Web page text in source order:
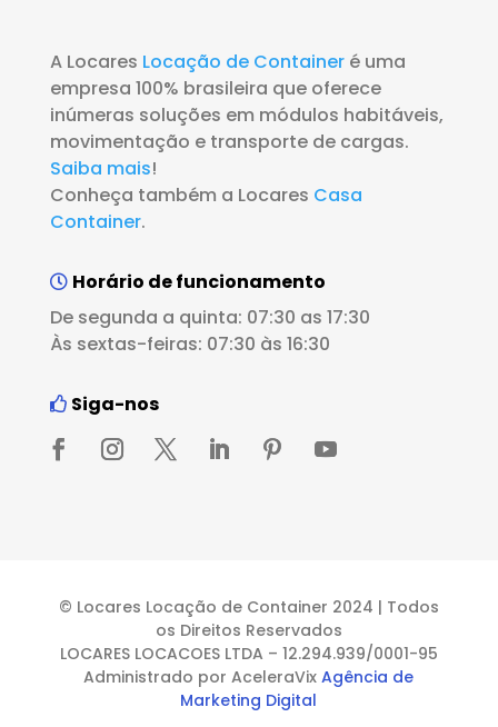
A Locares Locação de Containeré uma
empresa 100% brasileira que oferece
inúmeras soluções em módulos habitáveis,
movimentação e transporte de cargas.
Saiba mais!
Conheça também a Locares Casa
Container.
Horário de funcionamento
De segunda a quinta: 07:30 as 17:30
Às sextas-feiras: 07:30 às 16:30
Siga-nos
© Locares Locação de Container 2024 | Todos
os Direitos Reservados
LOCARES LOCACOES LTDA – 12.294.939/0001-95
Administrado por AceleraVixAgência de
Marketing Digital